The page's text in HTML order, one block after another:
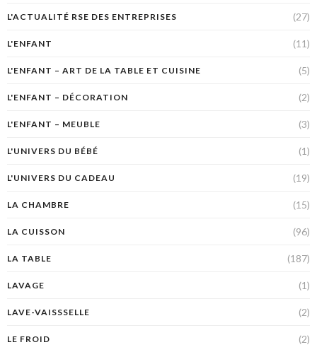
L'ACTUALITÉ RSE DES ENTREPRISES (27)
L'ENFANT (11)
L'ENFANT – ART DE LA TABLE ET CUISINE (5)
L'ENFANT – DÉCORATION (2)
L'ENFANT – MEUBLE (3)
L'UNIVERS DU BÉBÉ (1)
L'UNIVERS DU CADEAU (19)
LA CHAMBRE (15)
LA CUISSON (96)
LA TABLE (187)
LAVAGE (1)
LAVE-VAISSSELLE (2)
LE FROID (2)